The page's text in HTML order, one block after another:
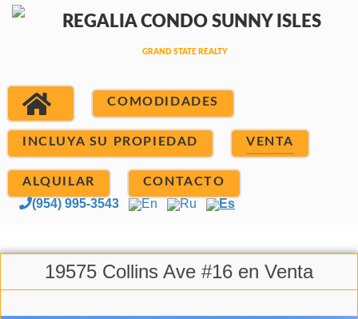
COMODIDADES
INCLUYA SU PROPIEDAD VENTA
ALQUILAR CONTACTO
(954) 995-3543 En Ru Es
19575 Collins Ave #16 en Venta